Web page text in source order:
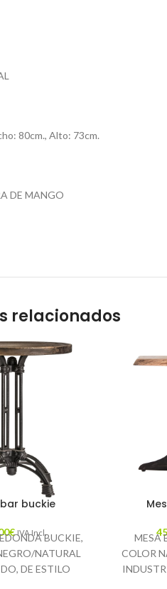
80cm., Alto: 73cm.
DE MANGO
relacionados
buckie
€ IVA Incl.BUCKIE,
NATURAL
DE ESTILO
MESA
COLOR